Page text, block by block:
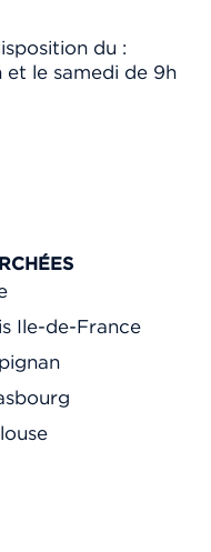
du :
et le samedi de 9h
Ile-de-France